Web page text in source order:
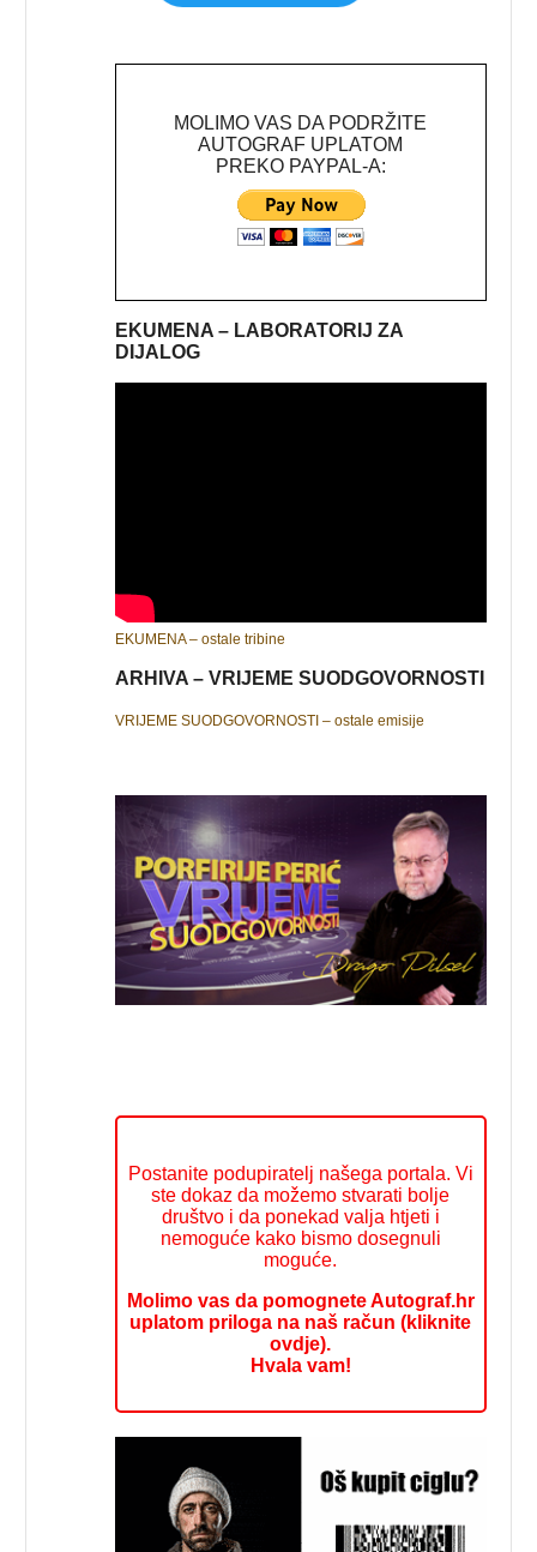
MOLIMO VAS DA PODRŽITE
AUTOGRAF UPLATOM
PREKO PAYPAL-A:
EKUMENA – LABORATORIJ ZA
DIJALOG
EKUMENA – ostale tribine
ARHIVA – VRIJEME SUODGOVORNOSTI
VRIJEME SUODGOVORNOSTI – ostale emisije
Postanite podupiratelj našega portala. Vi
ste dokaz da možemo stvarati bolje
društvo i da ponekad valja htjeti i
nemoguće kako bismo dosegnuli
moguće.
Molimo vas da pomognete Autograf.hr
uplatom priloga na naš račun (kliknite
ovdje).
Hvala vam!